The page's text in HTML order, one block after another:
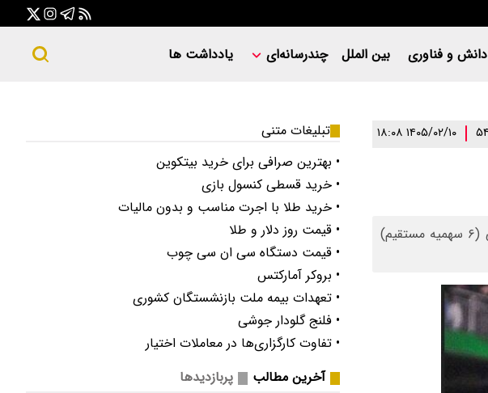
دانش و فناوری بین الملل چندرسانه‌ای یادداشت ها
۱۴۰۵/۰۲/۱۰ ۱۸:۰۸
تیم ملی برزیل که با کسب مقام پنجم در انتخابی آمریکای جنوبی، عملا با فرمت جدید ۴۸ تیمی جام جهانی (۶ سهمیه مستقیم)
تبلیغات متنی
• بهترین صرافی برای خرید بیتکوین
• خرید قسطی کنسول بازی
• خرید طلا با اجرت مناسب و بدون مالیات
• قیمت روز دلار و طلا
• قیمت دستگاه سی ان سی چوب
• بروکر آمارکتس
• تعهدات بیمه ملت بازنشستگان کشوری
• فلنج گلودار جوشی
• تفاوت کارگزاری‌ها در معاملات اختیار
آخرین مطالب
پربازدیدها